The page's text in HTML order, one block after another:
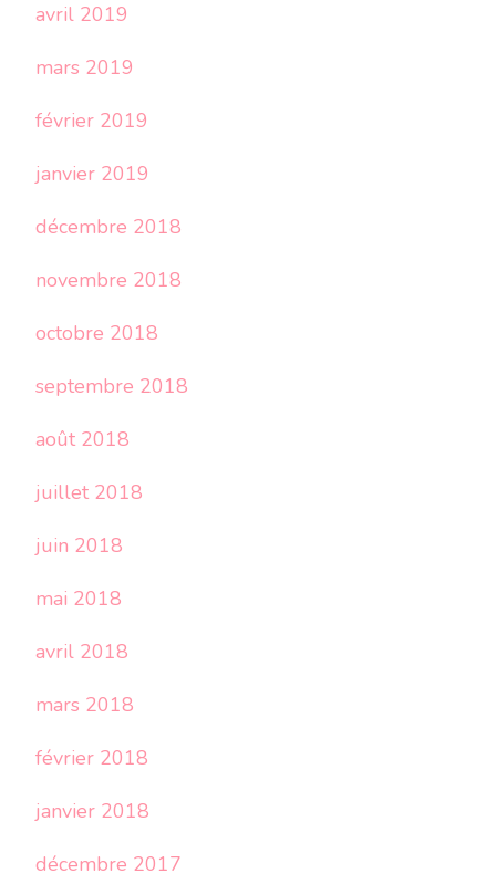
avril 2019
mars 2019
février 2019
janvier 2019
décembre 2018
novembre 2018
octobre 2018
septembre 2018
août 2018
juillet 2018
juin 2018
mai 2018
avril 2018
mars 2018
février 2018
janvier 2018
décembre 2017